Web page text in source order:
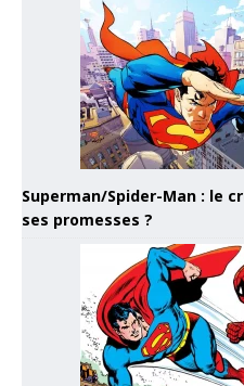
Superman/Spider-Man : le
ses promesses ?